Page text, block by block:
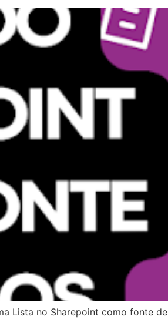
Lista no Sharepoint como fonte de